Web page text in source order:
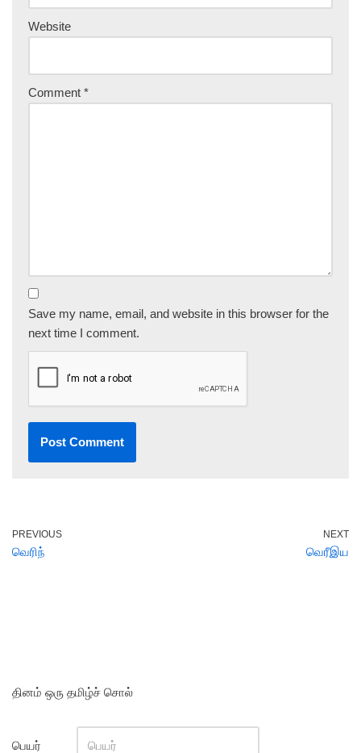
Website
Comment *
Save my name, email, and website in this browser for the
next time I comment.
PREVIOUS
வெரிந்
NEXT
வெரீஇய
தினம் ஒரு தமிழ்ச் சொல்
பெயர்